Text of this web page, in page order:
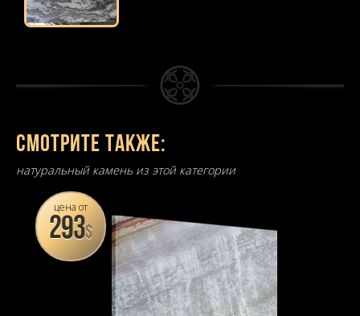
Смотрите также:
натуральный камень из этой категории
цена от
293$